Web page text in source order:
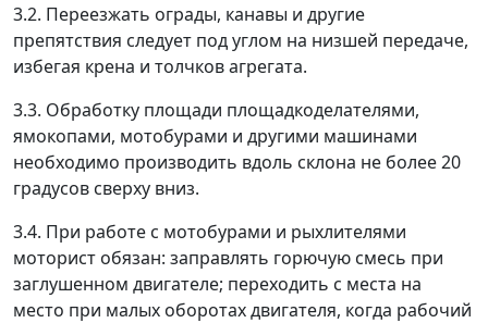
3.2. Переезжать ограды, канавы и другие
препятствия следует под углом на низшей передаче,
избегая крена и толчков агрегата.
3.3. Обработку площади площадкоделателями,
ямокопами, мотобурами и другими машинами
необходимо производить вдоль склона не более 20
градусов сверху вниз.
3.4. При работе с мотобурами и рыхлителями
моторист обязан: заправлять горючую смесь при
заглушенном двигателе; переходить с места на
место при малых оборотах двигателя, когда рабочий